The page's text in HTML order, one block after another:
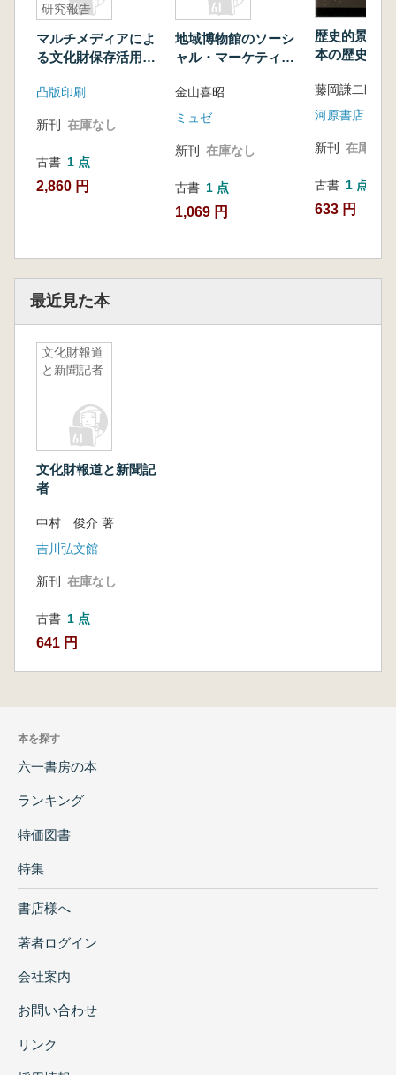
研究報告
特別史跡西
都原古墳
マルチメディアによ
る文化財保存活用方
報告書 (題材:特別
凸版印刷
新刊 在庫なし
古書 1 点
2,860 円
地域博物館のソーシ
ャル・マーケティン
金山喜昭
ミュゼ
新刊 在庫なし
古書 1 点
1,069 円
歴史的景観
本の歴史的
都市再開発
三訂増補
藤岡謙二郎著
河原書店
新刊 在庫なし
古書 1 点
633 円
最近見た本
文化財報道
と新聞記者
文化財報道と新聞記
者
中村 俊介 著
吉川弘文館
新刊 在庫なし
古書 1 点
641 円
本を探す
六一書房の本
ランキング
特価図書
特集
書店様へ
著者ログイン
会社案内
お問い合わせ
リンク